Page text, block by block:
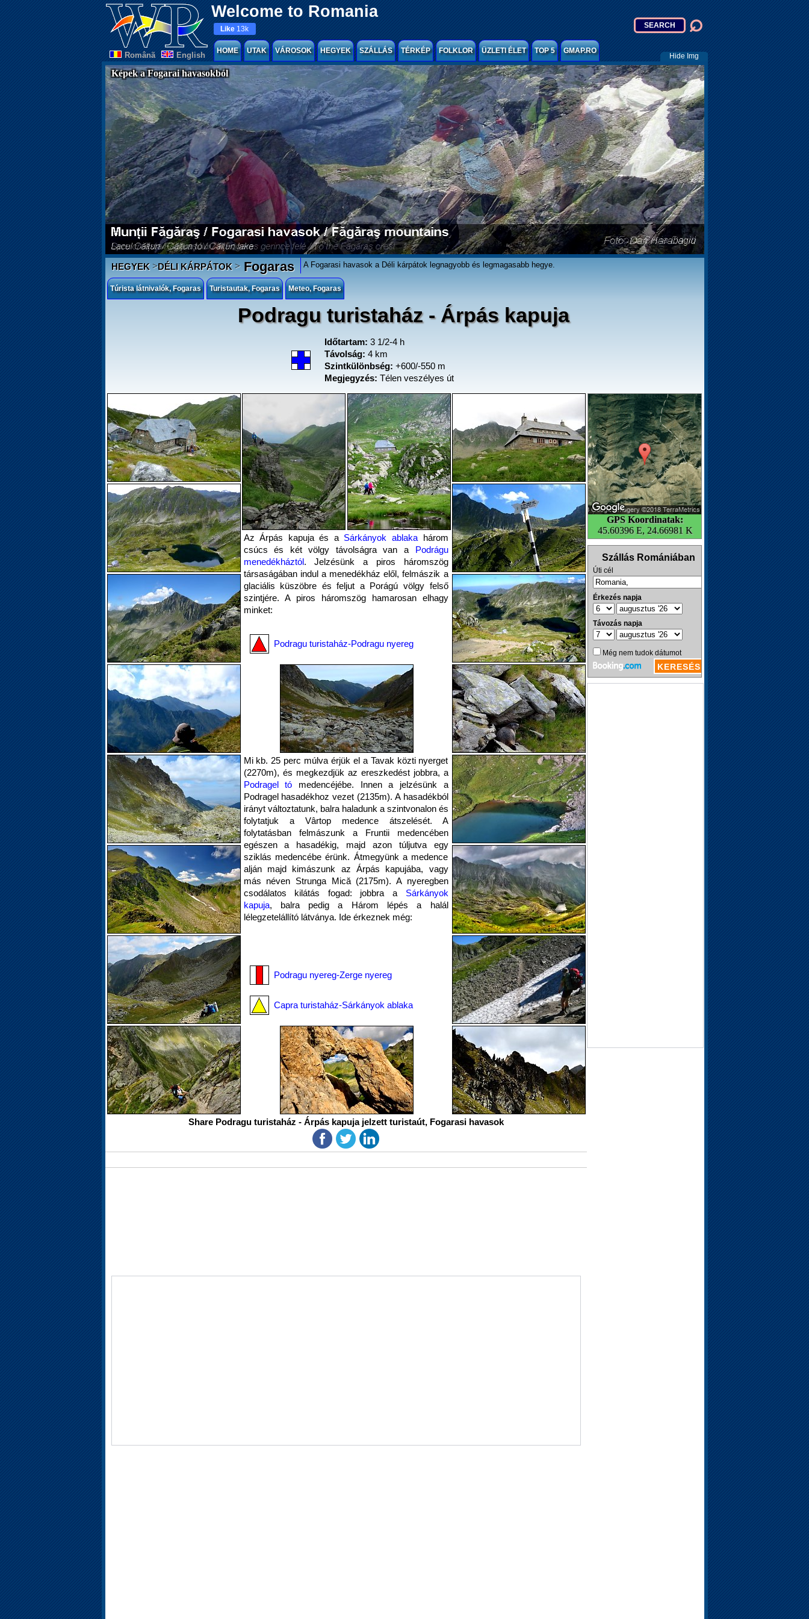
Welcome to Romania
Românã English
Like 13k
HOME UTAK VÁROSOK HEGYEK SZÁLLÁS TÉRKÉP FOLKLOR ÜZLETI ÉLET TOP 5 GMAP.RO
Hide Img
Képek a Fogarai havasokból
HEGYEK>DÉLI KÁRPÁTOK>Fogaras A Fogarasi havasok a Déli kárpátok legnagyobb és legmagasabb hegye.
Túrista látnivalók, Fogaras Turistautak, Fogaras Meteo, Fogaras
Podragu turistaház - Árpás kapuja
GPS Koordinatak:
45.60396 E, 24.66981 K
Időtartam: 3 1/2-4 h
Távolság: 4 km
Szintkülönbség: +600/-550 m
Megjegyzés: Télen veszélyes út
Az Árpás kapuja és a Sárkányok ablakahárom
csúcs és két völgy távolságra van a Podrágu
menedékháztól. Jelzésünk a piros háromszög
társaságában indul a menedékház elől, felmászik a
glaciális küszöbre és feljut a Porágú völgy felső
szintjére. A piros háromszög hamarosan elhagy
minket:
Podragu turistaház-Podragu nyereg
Mi kb. 25 perc múlva érjük el a Tavak közti nyerget
(2270m), és megkezdjük az ereszkedést jobbra, a
Podragel tó medencéjébe. Innen a jelzésünk a
Podragel hasadékhoz vezet (2135m). A hasadékból
irányt változtatunk, balra haladunk a szintvonalon és
folytatjuk a Vârtop medence átszelését. A
folytatásban felmászunk a Fruntii medencében
egészen a hasadékig, majd azon túljutva egy
sziklás medencébe érünk. Átmegyünk a medence
alján majd kimászunk az Árpás kapujába, vagy
más néven Strunga Mică (2175m). A nyeregben
csodálatos kilátás fogad: jobbra a Sárkányok
kapuja, balra pedig a Három lépés a halál
lélegzetelállító látványa. Ide érkeznek még:
Podragu nyereg-Zerge nyereg
Capra turistaház-Sárkányok ablaka
Share Podragu turistaház - Árpás kapuja jelzett turistaút, Fogarasi havasok